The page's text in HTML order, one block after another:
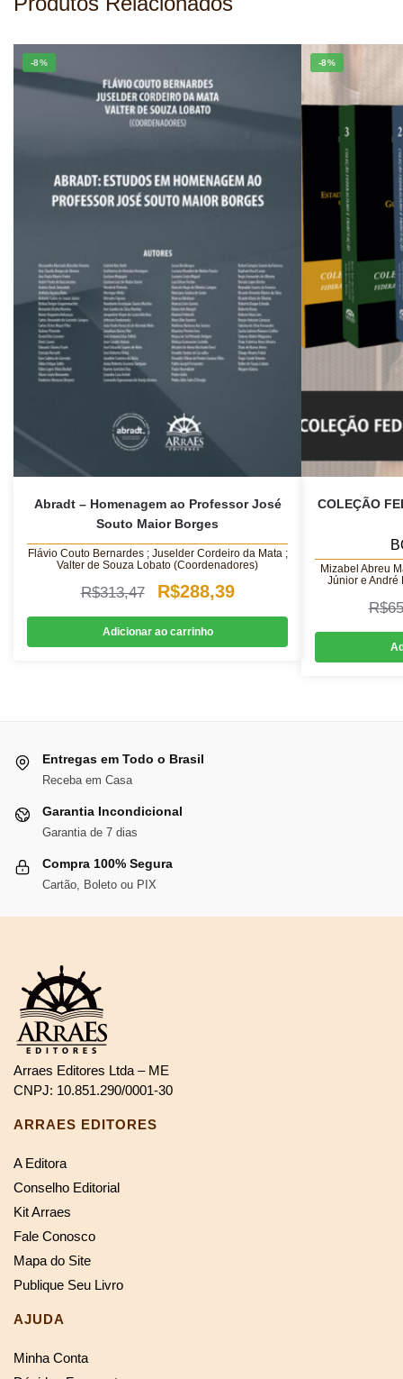
-8%
Abradt – Homenagem ao Professor José
Souto Maior Borges
Flávio Couto Bernardes ; Juselder Cordeiro da Mata ;
Valter de Souza Lobato (Coordenadores)
R$313,47
O
preço
original
R$288,39O
preço
atual
Adicionar ao carrinho
-8%
COLEÇÃO
Mizabel Abreu
Júnior e André
R$
Entregas em Todo o Brasil
Receba em Casa
Garantia Incondicional
Garantia de 7 dias
Compra 100% Segura
Cartão, Boleto ou PIX
Arraes Editores Ltda – ME
CNPJ: 10.851.290/0001-30
ARRAES EDITORES
A Editora
Conselho Editorial
Kit Arraes
Fale Conosco
Mapa do Site
Publique Seu Livro
AJUDA
Minha Conta